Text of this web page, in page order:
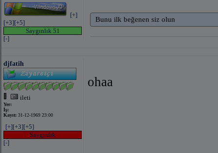
[+]
[+3][+5]
Saygınlık 51
[-]
Bunu ilk beğenen siz olun
djfatih
ileti
Yer:
İş:
Kayıt: 31-12-1969 23:00
[+][+3][+5]
Saygınlık
[-]
ohaa